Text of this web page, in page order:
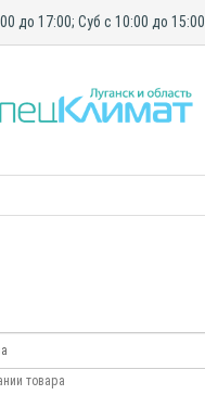
до 17:00; Суб с 10:00 до 15:00
товара